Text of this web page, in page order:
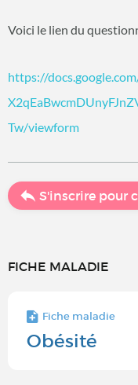
Voici le lien du
https://
Tw/viewform
S'inscrire pour
FICHE MALADIE
Fiche maladie
Obésité